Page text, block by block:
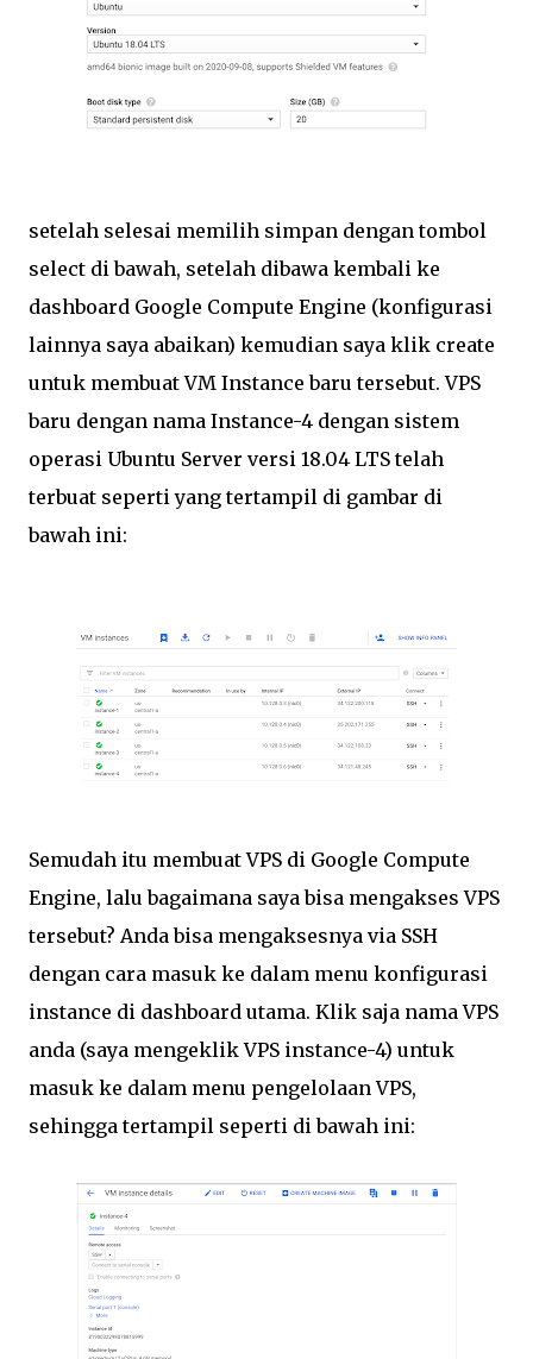
setelah selesai memilih simpan dengan tombol
select di bawah, setelah dibawa kembali ke
dashboard Google Compute Engine (konfigurasi
lainnya saya abaikan) kemudian saya klik create
untuk membuat VM Instance baru tersebut. VPS
baru dengan nama Instance-4 dengan sistem
operasi Ubuntu Server versi 18.04 LTS telah
terbuat seperti yang tertampil di gambar di
bawah ini:
Semudah itu membuat VPS di Google Compute
Engine, lalu bagaimana saya bisa mengakses VPS
tersebut? Anda bisa mengaksesnya via SSH
dengan cara masuk ke dalam menu konfigurasi
instance di dashboard utama. Klik saja nama VPS
anda (saya mengeklik VPS instance-4) untuk
masuk ke dalam menu pengelolaan VPS,
sehingga tertampil seperti di bawah ini: